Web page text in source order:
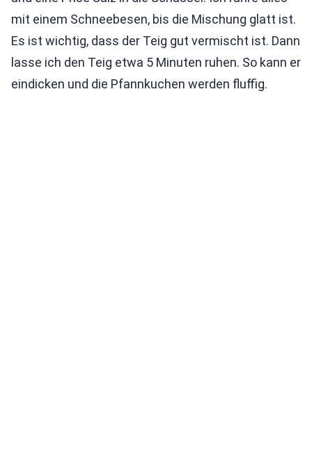
mit einem Schneebesen, bis die Mischung glatt ist.
Es ist wichtig, dass der Teig gut vermischt ist. Dann
lasse ich den Teig etwa 5 Minuten ruhen. So kann er
eindicken und die Pfannkuchen werden fluffig.